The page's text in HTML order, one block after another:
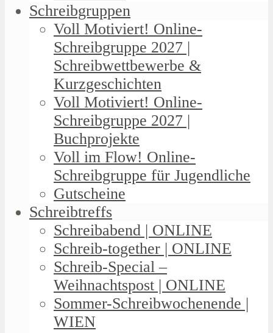
Schreibgruppen
Voll Motiviert! Online-
Schreibgruppe 2027 |
Schreibwettbewerbe &
Kurzgeschichten
Voll Motiviert! Online-
Schreibgruppe 2027 |
Buchprojekte
Voll im Flow! Online-
Schreibgruppe für Jugendliche
Gutscheine
Schreibtreffs
Schreibabend | ONLINE
Schreib-together | ONLINE
Schreib-Special –
Weihnachtspost | ONLINE
Sommer-Schreibwochenende |
WIEN